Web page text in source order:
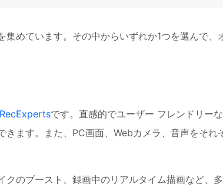
めています。その中からいずれか1つを選んで、
です。直感的でユーザー フレンドリー
ます。また、PC画面、Webカメラ、音声をそれ
のブースト、録画中のリアルタイム描画など、多